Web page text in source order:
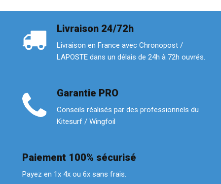
Livraison 24/72h
Livraison en France avec Chronopost /
LAPOSTE dans un délais de 24h à 72h ouvrés.
Garantie PRO
Conseils réalisés par des professionnels du
Kitesurf / Wingfoil
Paiement 100% sécurisé
Payez en 1x 4x ou 6x sans frais.